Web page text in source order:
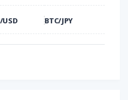
USD BTC/JPY